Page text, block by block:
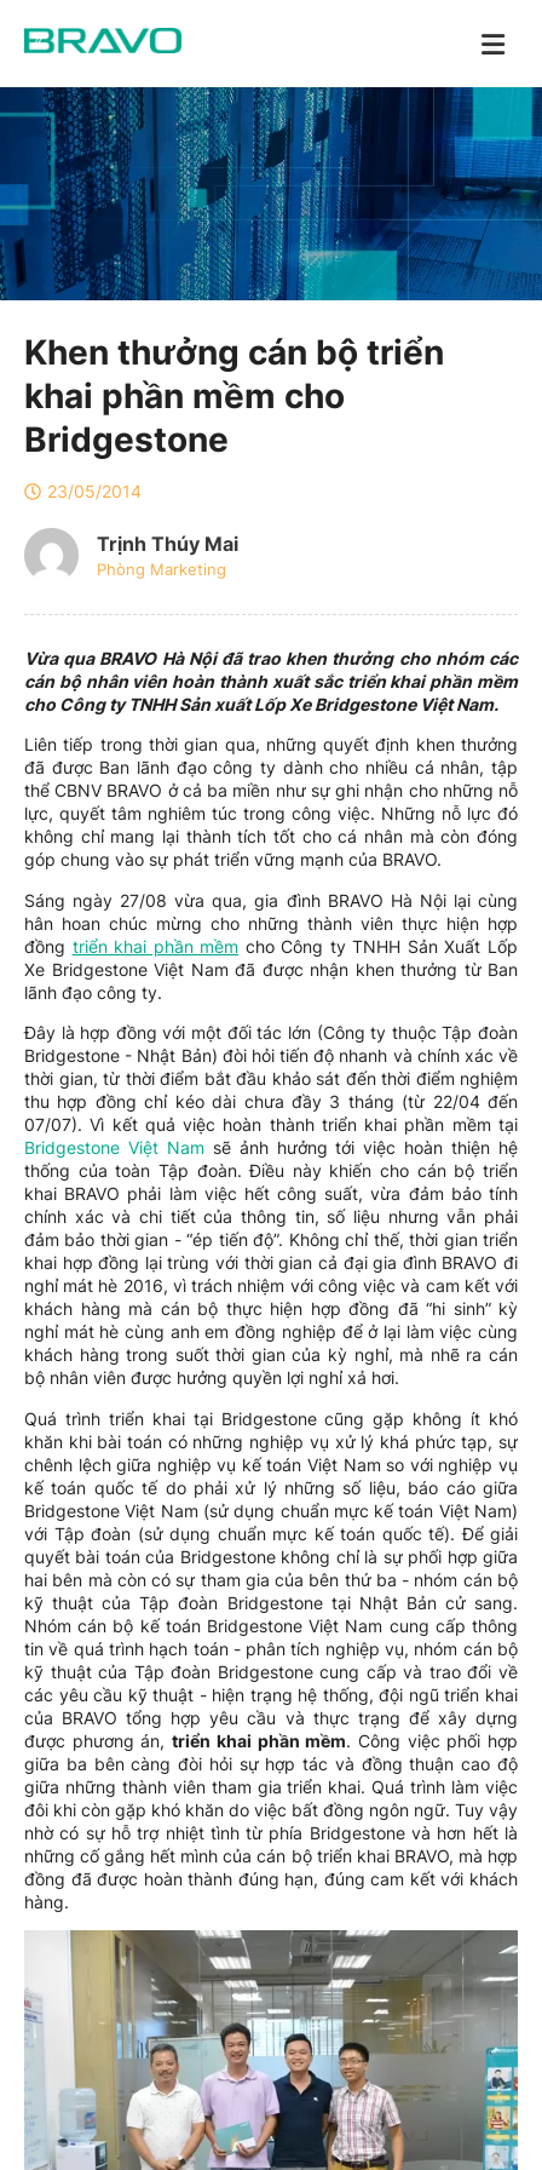
Khen thưởng cán bộ triển
khai phần mềm cho
Bridgestone
23/05/2014
Trịnh Thúy Mai
Phòng Marketing
Vừa qua BRAVO Hà Nội đã trao khen thưởng cho nhóm các
cán bộ nhân viên hoàn thành xuất sắc triển khai phần mềm
cho Công ty TNHH Sản xuất Lốp Xe Bridgestone Việt Nam.
Liên tiếp trong thời gian qua, những quyết định khen thưởng
đã được Ban lãnh đạo công ty dành cho nhiều cá nhân, tập
thể CBNV BRAVO ở cả ba miền như sự ghi nhận cho những nỗ
lực, quyết tâm nghiêm túc trong công việc. Những nỗ lực đó
không chỉ mang lại thành tích tốt cho cá nhân mà còn đóng
góp chung vào sự phát triển vững mạnh của BRAVO.
Sáng ngày 27/08 vừa qua, gia đình BRAVO Hà Nội lại cùng
hân hoan chúc mừng cho những thành viên thực hiện hợp
đồng triển khai phần mềm cho Công ty TNHH Sản Xuất Lốp
Xe Bridgestone Việt Nam đã được nhận khen thưởng từ Ban
lãnh đạo công ty.
Đây là hợp đồng với một đối tác lớn (Công ty thuộc Tập đoàn
Bridgestone - Nhật Bản) đòi hỏi tiến độ nhanh và chính xác về
thời gian, từ thời điểm bắt đầu khảo sát đến thời điểm nghiệm
thu hợp đồng chỉ kéo dài chưa đầy 3 tháng (từ 22/04 đến
07/07). Vì kết quả việc hoàn thành triển khai phần mềm tại
Bridgestone Việt Namsẽ ảnh hưởng tới việc hoàn thiện hệ
thống của toàn Tập đoàn. Điều này khiến cho cán bộ triển
khai BRAVO phải làm việc hết công suất, vừa đảm bảo tính
chính xác và chi tiết của thông tin, số liệu nhưng vẫn phải
đảm bảo thời gian - “ép tiến độ”. Không chỉ thế, thời gian triển
khai hợp đồng lại trùng với thời gian cả đại gia đình BRAVO đi
nghỉ mát hè 2016, vì trách nhiệm với công việc và cam kết với
khách hàng mà cán bộ thực hiện hợp đồng đã “hi sinh” kỳ
nghỉ mát hè cùng anh em đồng nghiệp để ở lại làm việc cùng
khách hàng trong suốt thời gian của kỳ nghỉ, mà nhẽ ra cán
bộ nhân viên được hưởng quyền lợi nghỉ xả hơi.
Quá trình triển khai tại Bridgestone cũng gặp không ít khó
khăn khi bài toán có những nghiệp vụ xử lý khá phức tạp, sự
chênh lệch giữa nghiệp vụ kế toán Việt Nam so với nghiệp vụ
kế toán quốc tế do phải xử lý những số liệu, báo cáo giữa
Bridgestone Việt Nam (sử dụng chuẩn mực kế toán Việt Nam)
với Tập đoàn (sử dụng chuẩn mực kế toán quốc tế). Để giải
quyết bài toán của Bridgestone không chỉ là sự phối hợp giữa
hai bên mà còn có sự tham gia của bên thứ ba - nhóm cán bộ
kỹ thuật của Tập đoàn Bridgestone tại Nhật Bản cử sang.
Nhóm cán bộ kế toán Bridgestone Việt Nam cung cấp thông
tin về quá trình hạch toán - phân tích nghiệp vụ, nhóm cán bộ
kỹ thuật của Tập đoàn Bridgestone cung cấp và trao đổi về
các yêu cầu kỹ thuật - hiện trạng hệ thống, đội ngũ triển khai
của BRAVO tổng hợp yêu cầu và thực trạng để xây dựng
được phương án,triển khai phần mềm. Công việc phối hợp
giữa ba bên càng đòi hỏi sự hợp tác và đồng thuận cao độ
giữa những thành viên tham gia triển khai. Quá trình làm việc
đôi khi còn gặp khó khăn do việc bất đồng ngôn ngữ. Tuy vậy
nhờ có sự hỗ trợ nhiệt tình từ phía Bridgestone và hơn hết là
những cố gắng hết mình của cán bộ triển khai BRAVO, mà hợp
đồng đã được hoàn thành đúng hạn, đúng cam kết với khách
hàng.